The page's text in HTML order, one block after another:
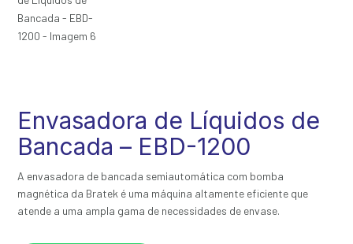
Envasadora de Líquidos de
Bancada – EBD-1200
A envasadora de bancada semiautomática com bomba
magnética da Bratek é uma máquina altamente eficiente que
atende a uma ampla gama de necessidades de envase.